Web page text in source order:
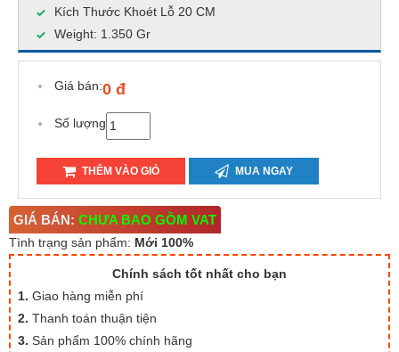
Kích Thước Khoét Lỗ 20 CM
Weight: 1.350 Gr
Giá bán:0 đ
Số lượng
THÊM VÀO GIỎ MUA NGAY
GIÁ BÁN: CHƯA BAO GỒM VAT
Tình trạng sản phẩm: Mới 100%
Chính sách tốt nhất cho bạn
1. Giao hàng miễn phí
2. Thanh toán thuận tiện
3. Sản phẩm 100% chính hãng